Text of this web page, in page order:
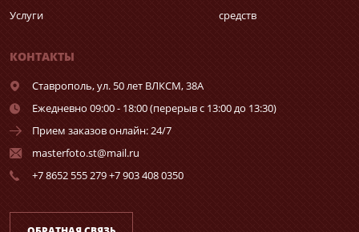
Услуги
средств
КОНТАКТЫ
Ставрополь,ул. 50 лет ВЛКСМ, 38А
Ежедневно 09:00 - 18:00 (перерыв с 13:00 до 13:30)
Прием заказов онлайн: 24/7
masterfoto.st@mail.ru
+7 8652 555 279 +7 903 408 0350